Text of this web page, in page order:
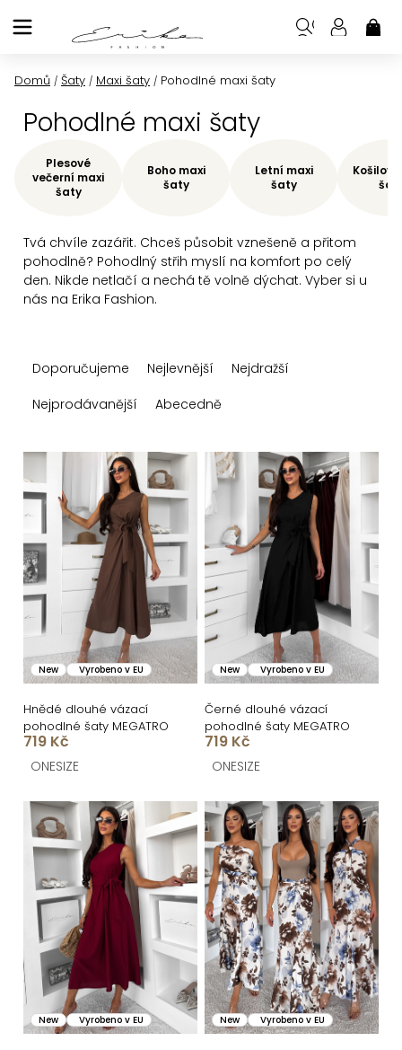
na
Domů / Šaty / Maxi šaty / Pohodlné maxi šaty
Pohodlné maxi šaty
Tvá chvíle zazářit. Chceš působit vznešeně a přitom
pohodlně? Pohodlný střih myslí na komfort po celý
den. Nikde netlačí a nechá tě volně dýchat. Vyber si u
nás na Erika Fashion.
Plesové
večerní maxi
šaty
Boho maxi
šaty
Letní maxi
šaty
a
n
í
p
r
o
d
u
k
t
ů
Doporučujeme Nejlevnější
Nejdražší
Nejprodávanější
Abecedně
V
ý
p
i
s
p
o
d
u
k
ů
New Vyrobeno v EU
Hnědé dlouhé vázací
pohodlné šaty MEGATRO
719 Kč
ONESIZE
New Vyrobeno v EU
Černé dlouhé vázací
pohodlné šaty MEGATRO
719 Kč
ONESIZE
New Vyrobeno v EU New Vyrobeno v EU